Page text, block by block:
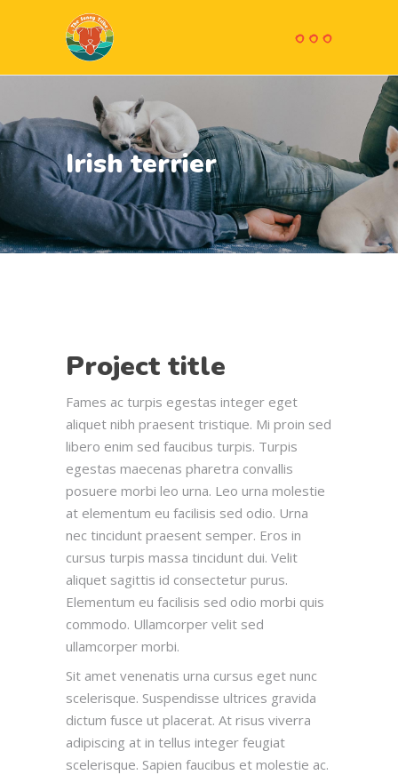
Irish terrier
Project title
Fames ac turpis egestas integer eget
aliquet nibh praesent tristique. Mi proin sed
libero enim sed faucibus turpis. Turpis
egestas maecenas pharetra convallis
posuere morbi leo urna. Leo urna molestie
at elementum eu facilisis sed odio. Urna
nec tincidunt praesent semper. Eros in
cursus turpis massa tincidunt dui. Velit
aliquet sagittis id consectetur purus.
Elementum eu facilisis sed odio morbi quis
commodo. Ullamcorper velit sed
ullamcorper morbi.
Sit amet venenatis urna cursus eget nunc
scelerisque. Suspendisse ultrices gravida
dictum fusce ut placerat. At risus viverra
adipiscing at in tellus integer feugiat
scelerisque. Sapien faucibus et molestie ac.